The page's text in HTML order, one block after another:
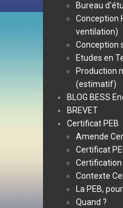
Bureau
Conception
ventilation)
Conception
Etudes en
Production
(estimatif)
BLOG BESS
BREVET
Certificat PEB
Amende
Certificat
Certification
Contexte
La PEB,
Quand ?